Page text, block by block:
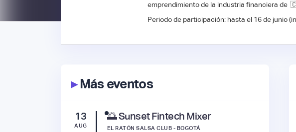
emprendimiento de la industria financiera de
Periodo de participación: hasta el 16 de junio
▸Más eventos
13
AUG
🌅 Sunset Fintech Mixer
EL RATÓN SALSA CLUB - BOGOTÁ